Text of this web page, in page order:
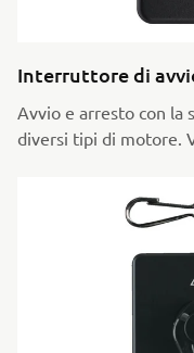
Interruttore di
Avvio e arresto con la
diversi tipi di motore.